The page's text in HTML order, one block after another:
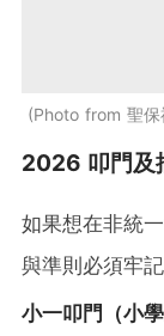
Photo from 聖保
2026 叩門及
如果想在非統
與準則必須牢記
小一叩門（小